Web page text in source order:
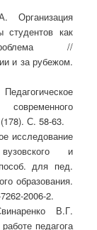
студентов как
проблема //
и за рубежом.
С. 58-63.
исследование
и
для пед.
образования.
2006-2.
В.Г.
педагога